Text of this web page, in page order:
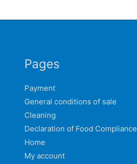
Pages
Payment
General conditions of sale
Cleaning
Declaration of Food Compliance
Home
My account